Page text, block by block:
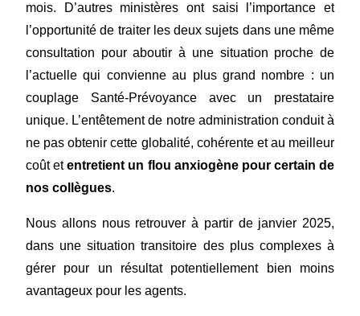
mois. D’autres ministères ont saisi l’importance et
l’opportunité de traiter les deux sujets dans une même
consultation pour aboutir à une situation proche de
l’actuelle qui convienne au plus grand nombre : un
couplage Santé-Prévoyance avec un prestataire
unique. L’entêtement de notre administration conduit à
ne pas obtenir cette globalité, cohérente et au meilleur
coût etentretient un flou anxiogène pour certain de
nos collègues.
Nous allons nous retrouver à partir de janvier 2025,
dans une situation transitoire des plus complexes à
gérer pour un résultat potentiellement bien moins
avantageux pour les agents.